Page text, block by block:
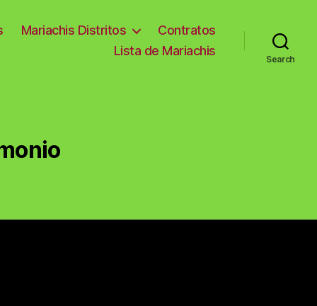
Mariachis Distritos
Contratos
Lista de Mariachis
Search